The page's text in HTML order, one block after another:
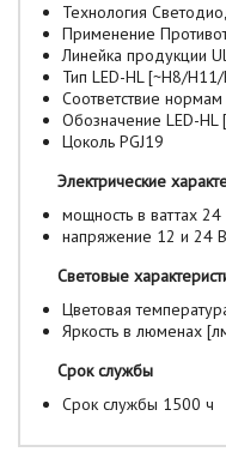
Технология
Применение
Линейка продукции
Тип LED-HL [~H8/
Соответствие нормам
Обозначение LED-
Цоколь PGJ19
Электрические
мощность в ваттах
напряжение 12 и 24
Световые
Цветовая
Яркость в люменах
Срок службы
Срок службы 1500 ч